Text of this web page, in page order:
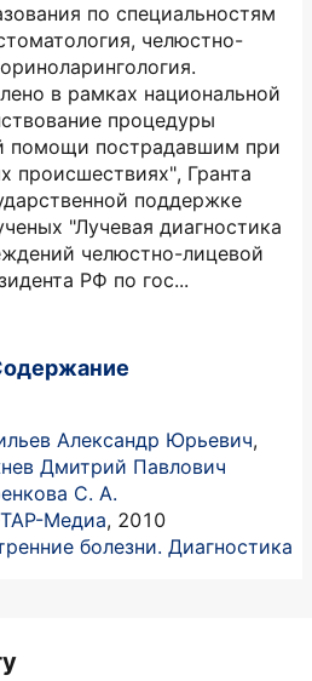
по специальностям
челюстно-
в рамках национальной
процедуры
помощи пострадавшим при
происшествиях", Гранта
поддержке
"Лучевая диагностика
челюстно-лицевой
РФ по гос...
Александр Юрьевич,
Дмитрий Павлович
С. А.
Медиа, 2010
болезни. Диагностика